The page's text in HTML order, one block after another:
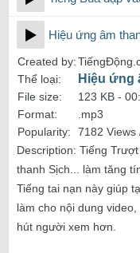
Hiệu ứng âm
Created by:
Thể loại:
Hiệu ứng
File size: 123 KB -
Format:
.mp3
Popularity:
7182 Views
Description: Tiếng
thanh Sịch... làm tăng
Tiếng tai nạn này giúp
làm cho nội dung
hút người xem hơn.